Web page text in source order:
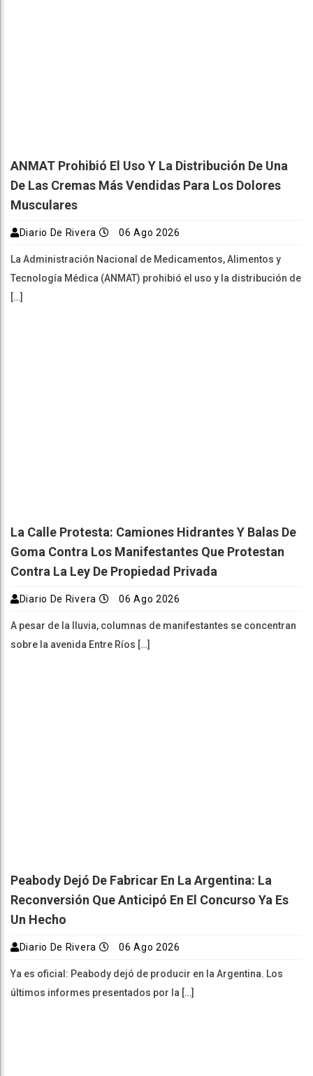
ANMAT Prohibió El Uso Y La Distribución De Una
De Las Cremas Más Vendidas Para Los Dolores
Musculares
Diario De Rivera 06 Ago 2026
La Administración Nacional de Medicamentos, Alimentos y
Tecnología Médica (ANMAT) prohibió el uso y la distribución de
[…]
La Calle Protesta: Camiones Hidrantes Y Balas De
Goma Contra Los Manifestantes Que Protestan
Contra La Ley De Propiedad Privada
Diario De Rivera 06 Ago 2026
A pesar de la lluvia, columnas de manifestantes se concentran
sobre la avenida Entre Ríos […]
Peabody Dejó De Fabricar En La Argentina: La
Reconversión Que Anticipó En El Concurso Ya Es
Un Hecho
Diario De Rivera 06 Ago 2026
Ya es oficial: Peabody dejó de producir en la Argentina. Los
últimos informes presentados por la […]